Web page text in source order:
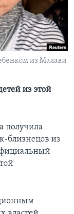
из Малави
из этой
получила
близнецов из